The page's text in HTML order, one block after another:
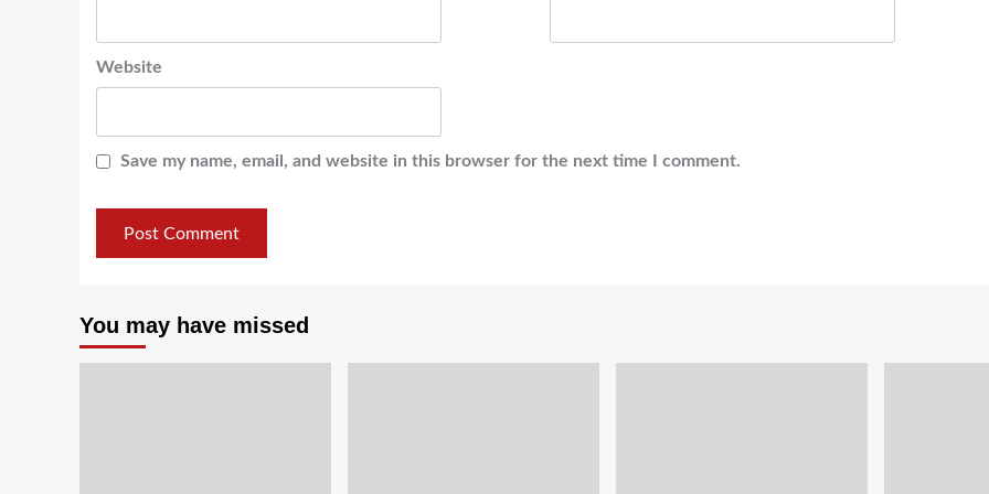
Website
Save my name, email, and website in this browser for the next time I comment.
You may have missed